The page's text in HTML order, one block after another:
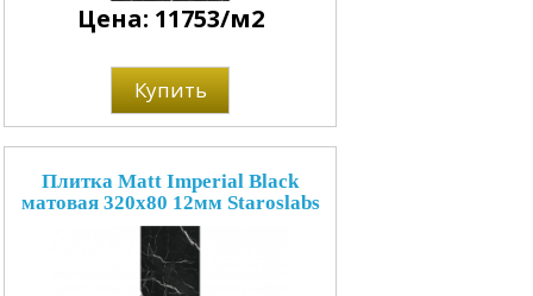
Цена: 11753/м2
Купить
Плитка Matt Imperial Black
матовая 320x80 12мм Staroslabs